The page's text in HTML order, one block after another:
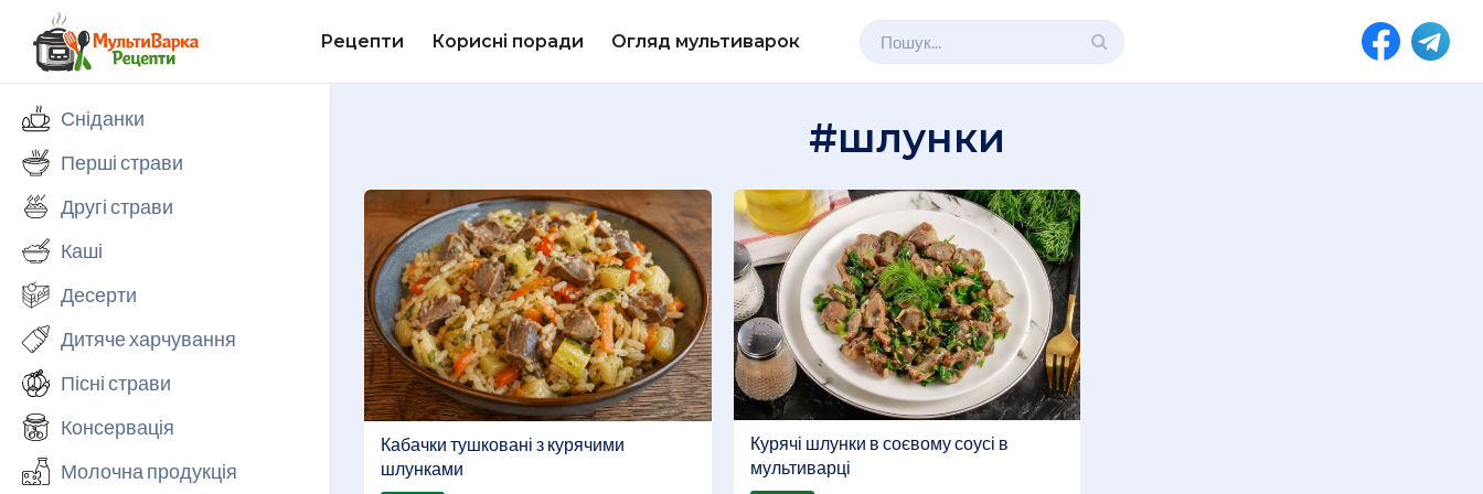
Рецепти Корисні поради Огляд мультиварок
Сніданки
Перші страви
Другі страви
Каші
Десерти
Дитяче харчування
Пісні страви
Консервація
Молочна продукція
#шлунки
Кабачки тушковані з курячими
шлунками
Курячі шлунки в соєвому соусі в
мультиварці